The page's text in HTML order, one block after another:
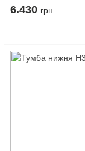
6.430 грн